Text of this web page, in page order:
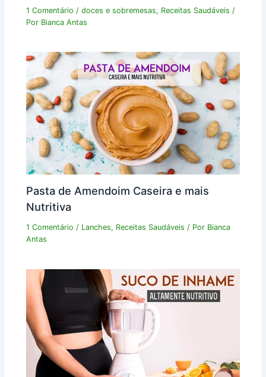
1 Comentário /doces e sobremesas, Receitas Saudáveis /
Por Bianca Antas
Pasta de Amendoim Caseira e mais
Nutritiva
1 Comentário / Lanches, Receitas Saudáveis / Por Bianca
Antas